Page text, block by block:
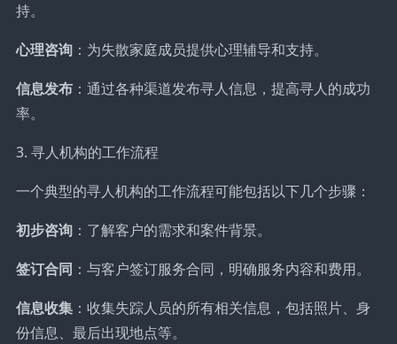
持。
心理咨询：为失散家庭成员提供心理辅导和支持。
信息发布：通过各种渠道发布寻人信息，提高寻人的成功
率。
3. 寻人机构的工作流程
一个典型的寻人机构的工作流程可能包括以下几个步骤：
初步咨询：了解客户的需求和案件背景。
签订合同 ：与客户签订服务合同，明确服务内容和费用。
信息收集：收集失踪人员的所有相关信息，包括照片、身
份信息、最后出现地点等。